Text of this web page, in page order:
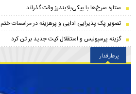
ستاره سرخ‌ها با پیکی‌بلایندرز وقت گذراند
تصویر پک پذیرایی ادایی و پرهزینه در مراسمات ختم
گزینه پرسپولیس و استقلال کیت جدید بر تن کرد
پرطرفدار